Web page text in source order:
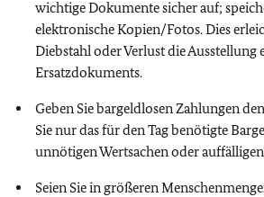
wichtige Dokumente sicher auf;
elektronische Kopien/Fotos. Dies
Diebstahl oder Verlust die Ausstellung
Ersatzdokuments.
Geben Sie bargeldlosen Zahlungen
Sie nur das für den Tag benötigte
unnötigen Wertsachen oder
Seien Sie in größeren